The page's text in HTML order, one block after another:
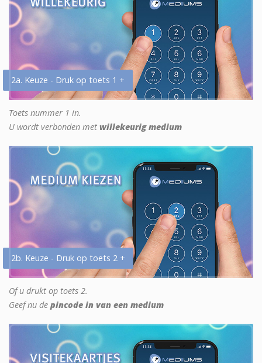
2a. Keuze - Druk op toets 1 +
Toets nummer 1 in.
U wordt verbonden met willekeurig medium
2b. Keuze - Druk op toets 2 +
Of u drukt op toets 2.
Geef nu de pincode in van een medium